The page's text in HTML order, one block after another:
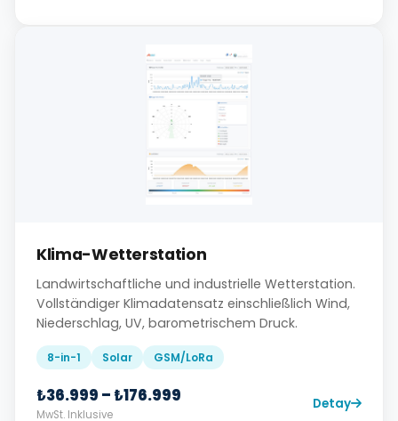
Klima-Wetterstation
Landwirtschaftliche und industrielle Wetterstation.
Vollständiger Klimadatensatz einschließlich Wind,
Niederschlag, UV, barometrischem Druck.
8-in-1 Solar GSM/LoRa
₺36.999 – ₺176.999
MwSt. Inklusive
Detay